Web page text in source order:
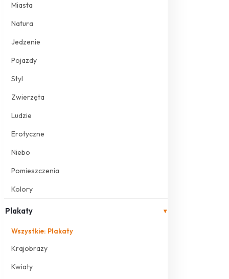
Miasta
Natura
Jedzenie
Pojazdy
Styl
Zwierzęta
Ludzie
Erotyczne
Niebo
Pomieszczenia
Kolory
Plakaty ▾
Wszystkie: Plakaty
Krajobrazy
Kwiaty